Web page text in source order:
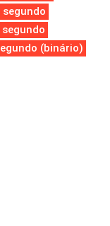
(binário)